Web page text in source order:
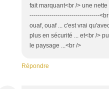
fait marquant<br /> une
-----------------------------------
ouaf, ouaf ... c'est vrai
plus en sécurité ... et<br />
le paysage ...<br />
Répondre